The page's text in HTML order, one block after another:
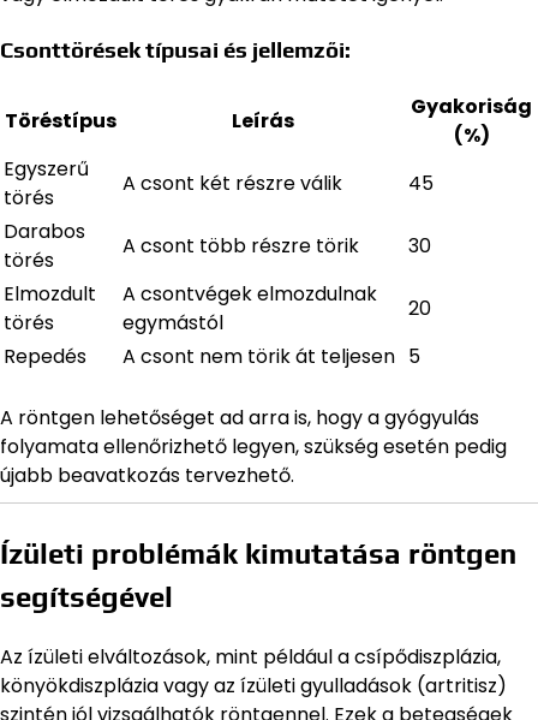
Csonttörések típusai és jellemzői:
Töréstípus Leírás
Gyakoriság
(%)
Egyszerű
törés
A csont két részre válik
45
Darabos
törés
A csont több részre törik
30
Elmozdult
törés
A csontvégek elmozdulnak
egymástól
20
Repedés
A csont nem törik át teljesen 5
A röntgen lehetőséget ad arra is, hogy a gyógyulás
folyamata ellenőrizhető legyen, szükség esetén pedig
újabb beavatkozás tervezhető.
Ízületi problémák kimutatása röntgen
segítségével
Az ízületi elváltozások, mint például a csípődiszplázia,
könyökdiszplázia vagy az ízületi gyulladások (artritisz)
szintén jól vizsgálhatók röntgennel. Ezek a betegségek